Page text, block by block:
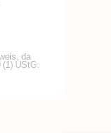
da
(1) UStG.